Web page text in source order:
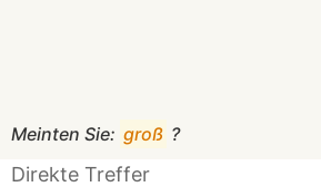
Meinten Sie: groß ?
Direkte Treffer